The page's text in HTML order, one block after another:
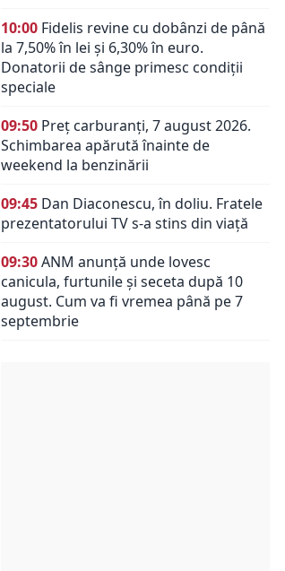
10:00 Fidelis revine cu dobânzi de până
la 7,50% în lei și 6,30% în euro.
Donatorii de sânge primesc condiții
speciale
09:50 Preț carburanți, 7 august 2026.
Schimbarea apărută înainte de
weekend la benzinării
09:45 Dan Diaconescu, în doliu. Fratele
prezentatorului TV s-a stins din viață
09:30ANM anunță unde lovesc
canicula, furtunile și seceta după 10
august. Cum va fi vremea până pe 7
septembrie